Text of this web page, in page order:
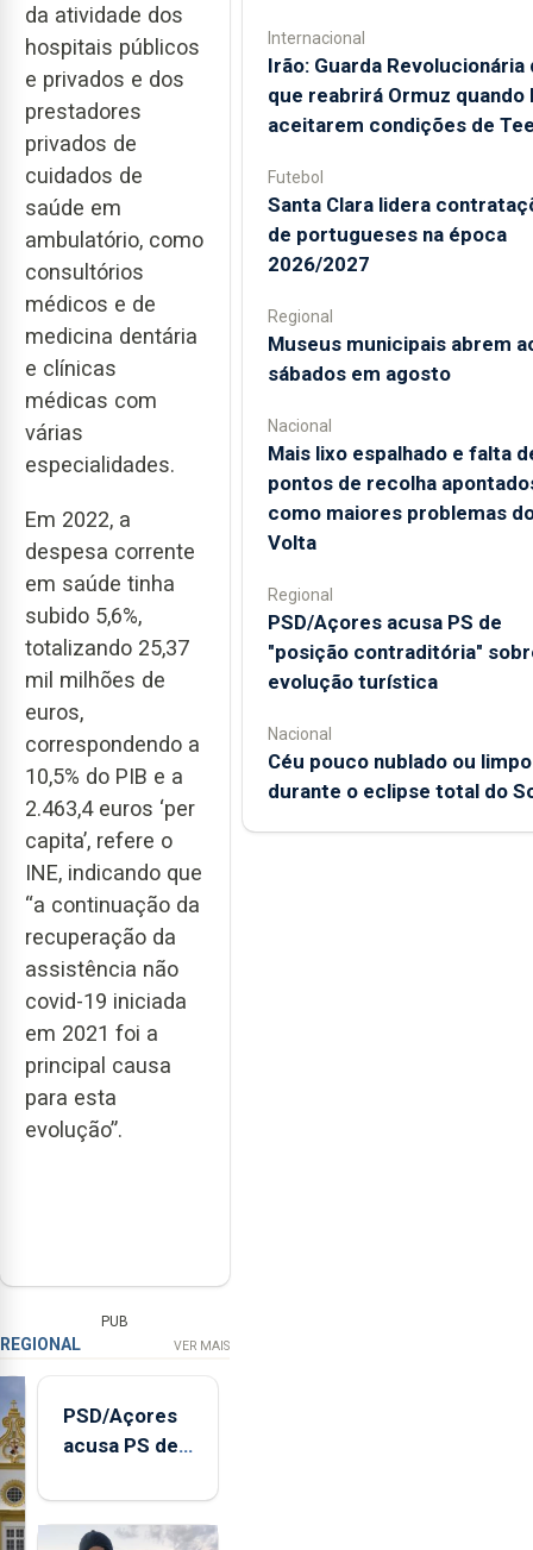
da atividade dos
hospitais públicos
e privados e dos
prestadores
privados de
cuidados de
saúde em
ambulatório, como
consultórios
médicos e de
medicina dentária
e clínicas
médicas com
várias
especialidades.
Em 2022, a
despesa corrente
em saúde tinha
subido 5,6%,
totalizando 25,37
mil milhões de
euros,
correspondendo a
10,5% do PIB e a
2.463,4 euros ‘per
capita’, refere o
INE, indicando que
“a continuação da
recuperação da
assistência não
covid-19 iniciada
em 2021 foi a
principal causa
para esta
evolução”.
PUB
REGIONAL VER MAIS
PSD/Açores
acusa PS de
contraditória"
sobre
Internacional
Irão: Guarda Revolucionária
que reabrirá Ormuz quando
aceitarem condições de
Futebol
Santa Clara lidera
de portugueses na época
2026/2027
Regional
Museus municipais abrem
sábados em agosto
Nacional
Mais lixo espalhado e falta
pontos de recolha
como maiores problemas
Volta
Regional
PSD/Açores acusa PS de
"posição contraditória"
evolução turística
Nacional
Céu pouco nublado ou limpo
durante o eclipse total do